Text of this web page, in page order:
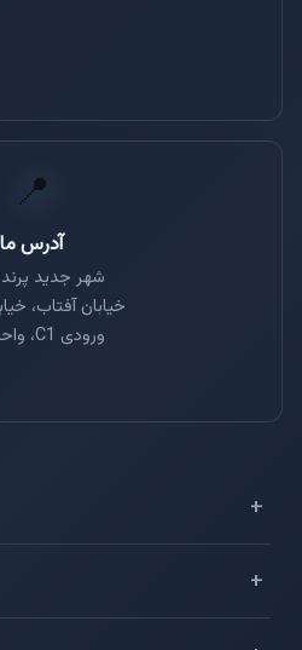
📍
آدرس ما
شهر جدید پرند،
خیابان آفتاب،
ورودی C1، واحد 110